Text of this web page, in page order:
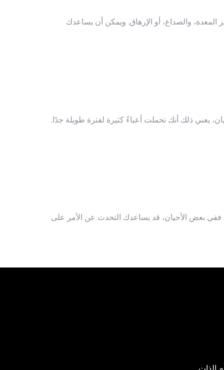
والصداع، أو الإرهاق. ويمكن أن يساعدك
يعني ذلك أنك تحملت أعباءً كثيرة لفترة طويلة جدًا.
ففي بعض الأحيان، قد يساعدك التحدث عن الأمر على